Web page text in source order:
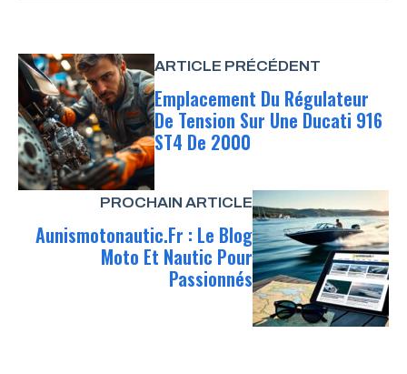
ARTICLE PRÉCÉDENT
Emplacement Du Régulateur
De Tension Sur Une Ducati 916
ST4 De 2000
PROCHAIN ARTICLE
Aunismotonautic.fr : Le Blog
Moto Et Nautic Pour
Passionnés